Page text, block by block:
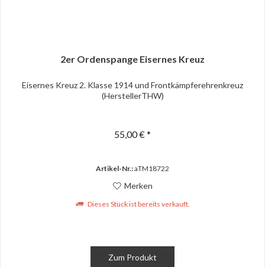
2er Ordenspange Eisernes Kreuz
Eisernes Kreuz 2. Klasse 1914 und Frontkämpferehrenkreuz
(HerstellerTHW)
55,00 € *
Artikel-Nr.:aTM18722
Merken
Dieses Stück ist bereits verkauft.
Zum Produkt